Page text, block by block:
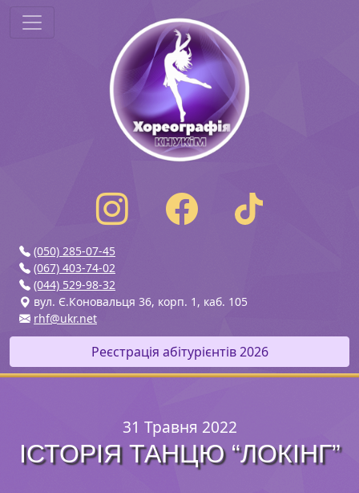
(050) 285-07-45
(067) 403-74-02
(044) 529-98-32
вул. Є.Коновальця 36, корп. 1, каб. 105
rhf@ukr.net
Реєстрація абітурієнтів 2026
31 Травня 2022
ІСТОРІЯ ТАНЦЮ “ЛОКІНГ”